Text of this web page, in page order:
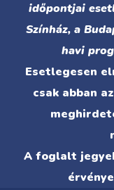
időpontjai
Színház, a
havi
Esetlegesen
csak abban
A foglalt